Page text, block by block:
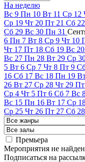
На неделю
Вс 9 Пн 10 Вт 11 Ср 12
Ср 19 Чт 20 Пт 21 Сб 22
Сб 29 Вс 30 Пн 31
6 Пн 7 Вт 8 Ср 9 Чт 10
Чт 17 Пт 18 Сб 19 Вс 20
Вс 27 Пн 28 Вт 29 Ср
5 Вт 6 Ср 7 Чт 8 Пт 9
16 Сб 17 Вс 18 Пн 19
26 Вт 27 Ср 28 Чт 29 Пт
Ср 4 Чт 5 Пт 6 Сб 7 Вс
Вс 15 Пн 16 Вт 17 Ср
Ср 25 Чт 26 Пт 27 Сб 28
Премьера
Мероприятия не
Подписаться на